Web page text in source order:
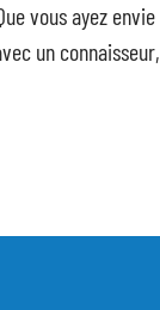
vous ayez envie
un connaisseur,